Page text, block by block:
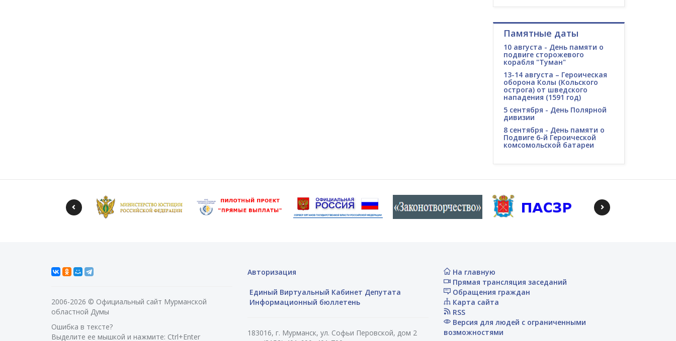
Памятные даты
10 августа - День памяти о
подвиге сторожевого
корабля "Туман"
13-14 августа – Героическая
оборона Колы (Кольского
острога) от шведского
нападения (1591 год)
5 сентября - День Полярной
дивизии
8 сентября - День памяти о
Подвиге 6-й Героической
комсомольской батареи
2006-2026 © Официальный сайт Мурманской
областной Думы
Ошибка в тексте?
Выделите ее мышкой и нажмите: Ctrl+Enter
Авторизация
Единый Виртуальный Кабинет Депутата
Информационный бюллетень
183016, г. Мурманск, ул. Софьи Перовской, дом 2
На главную
Прямая трансляция заседаний
Обращения граждан
Карта сайта
RSS
Версия для людей с ограниченными
возможностями